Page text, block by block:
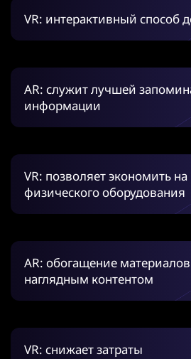
VR: интерактивный способ
AR: служит лучшей
информации
VR: позволяет экономить на
физического оборудования
AR: обогащение
наглядным контентом
VR: снижает затраты